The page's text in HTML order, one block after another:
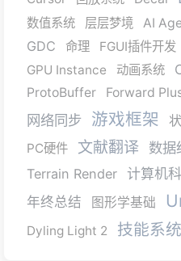
数值系统
层层梦境 AI
GDC 命理 FGUI插件开发
GPU Instance
动画系统
ProtoBuffer
Forward
网络同步 游戏框架
PC硬件
文献翻译 数据
Terrain Render 计算机
年终总结 图形学基础
Dyling Light 2
技能系统